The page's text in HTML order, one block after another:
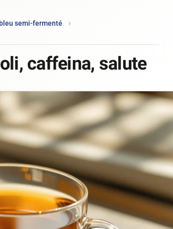
semi-fermenté
caffeina, salute